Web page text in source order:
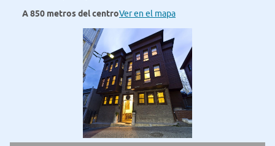
A 850 metros del centroVer en el mapa